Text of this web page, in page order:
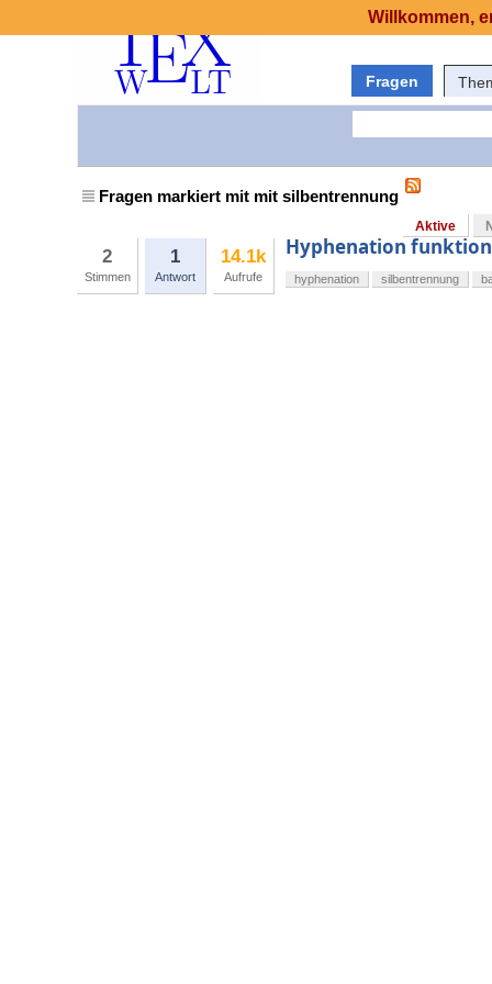
Fragen
Fragen markiert mit mit silbentrennung
Aktive
2
Stimmen
1
Antwort
14.1k
Aufrufe
Hyphenation
hyphenation silbentrennung
Willkommen,